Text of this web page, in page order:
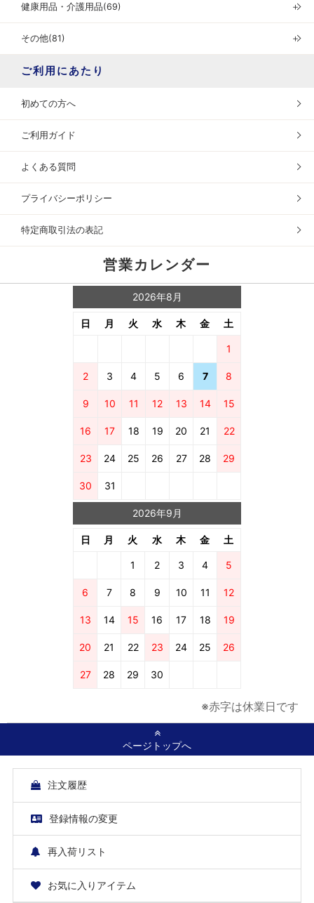
健康用品・介護用品(69) ＋
その他(81) ＋
ご利用にあたり
初めての方へ
ご利用ガイド
よくある質問
プライバシーポリシー
特定商取引法の表記
営業カレンダー
2026年8月
日 月 火 水 木 金 土
1
2 3 4 5 6 7 8
9 10 11 12 13 14 15
16 17 18 19 20 21 22
23 24 25 26 27 28 29
30 31
2026年9月
日 月 火 水 木 金 土
1 2 3 4 5
6 7 8 9 10 11 12
13 14 15 16 17 18 19
20 21 22 23 24 25 26
27 28 29 30
※赤字は休業日です
ページトップへ
注文履歴
登録情報の変更
再入荷リスト
お気に入りアイテム